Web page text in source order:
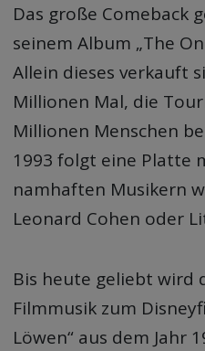
Das große Comeback
seinem Album „The
Allein dieses verkauft
Millionen Mal, die
Millionen Menschen
1993 folgt eine Platte
namhaften Musikern
Leonard Cohen oder
Bis heute geliebt wird
Filmmusik zum
Löwen“ aus dem Jahr